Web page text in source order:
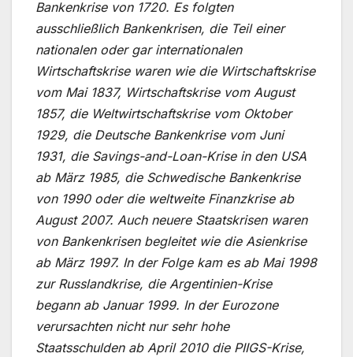
Bankenkrise von 1720. Es folgten
ausschließlich Bankenkrisen, die Teil einer
nationalen oder gar internationalen
Wirtschaftskrise waren wie die Wirtschaftskrise
vom Mai 1837, Wirtschaftskrise vom August
1857, die Weltwirtschaftskrise vom Oktober
1929, die Deutsche Bankenkrise vom Juni
1931, die Savings-and-Loan-Krise in den USA
ab März 1985, die Schwedische Bankenkrise
von 1990 oder die weltweite Finanzkrise ab
August 2007. Auch neuere Staatskrisen waren
von Bankenkrisen begleitet wie die Asienkrise
ab März 1997. In der Folge kam es ab Mai 1998
zur Russlandkrise, die Argentinien-Krise
begann ab Januar 1999. In der Eurozone
verursachten nicht nur sehr hohe
Staatsschulden ab April 2010 die PIIGS-Krise,